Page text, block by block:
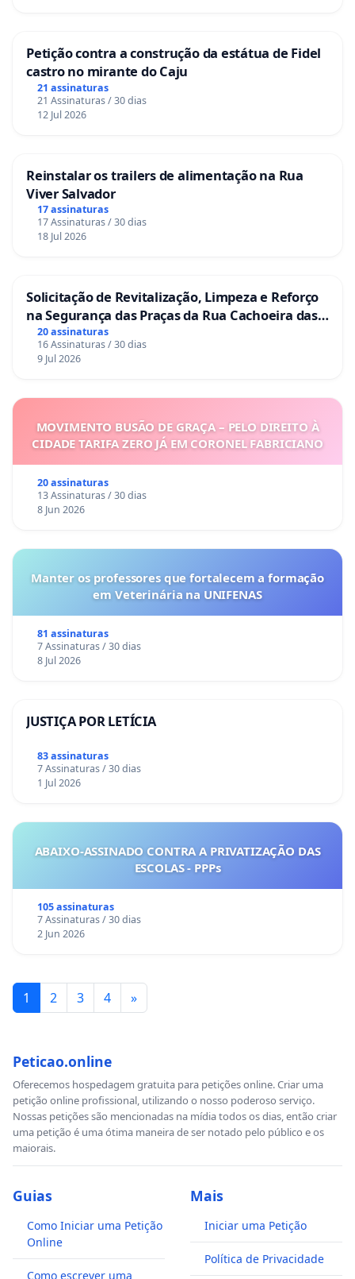
Petição contra a construção da estátua de Fidel
castro no mirante do Caju
21 assinaturas
21 Assinaturas / 30 dias
12 Jul 2026
Reinstalar os trailers de alimentação na Rua
Viver Salvador
17 assinaturas
17 Assinaturas / 30 dias
18 Jul 2026
Solicitação de Revitalização, Limpeza e Reforço
na Segurança das Praças da Rua Cachoeira das
Sete Ilhas
20 assinaturas
16 Assinaturas / 30 dias
9 Jul 2026
MOVIMENTO BUSÃO DE GRAÇA – PELO DIREITO À
CIDADE TARIFA ZERO JÁ EM CORONEL FABRICIANO
20 assinaturas
13 Assinaturas / 30 dias
8 Jun 2026
Manter os professores que fortalecem a formação
em Veterinária na UNIFENAS
81 assinaturas
7 Assinaturas / 30 dias
8 Jul 2026
JUSTIÇA POR LETÍCIA
83 assinaturas
7 Assinaturas / 30 dias
1 Jul 2026
ABAIXO-ASSINADO CONTRA A PRIVATIZAÇÃO DAS
ESCOLAS - PPPs
105 assinaturas
7 Assinaturas / 30 dias
2 Jun 2026
1 2 3 4 »
Peticao.online
Oferecemos hospedagem gratuita para petições online. Criar uma
petição online profissional, utilizando o nosso poderoso serviço.
Nossas petições são mencionadas na mídia todos os dias, então criar
uma petição é uma ótima maneira de ser notado pelo público e os
maiorais.
Guias
Como Iniciar uma Petição
Online
Como escrever uma
Mais
Iniciar uma Petição
Política de Privacidade